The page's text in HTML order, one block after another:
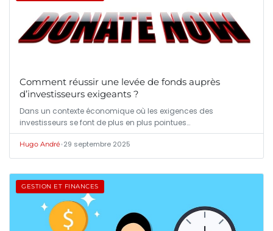
Comment réussir une levée de fonds auprès
d’investisseurs exigeants ?
Dans un contexte économique où les exigences des
investisseurs se font de plus en plus pointues…
Hugo André•29 septembre 2025
GESTION ET FINANCES